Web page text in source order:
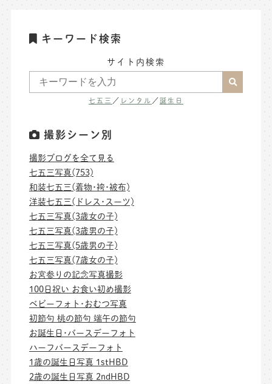
キーワード検索
サイト内検索
七五三 ／ レンタル ／誕生日
撮影シーン別
撮影ブログを全て見る
七五三写真(753)
和装七五三(着物･袴･被布)
洋装七五三(ドレス･スーツ)
七五三写真(3歳女の子)
七五三写真(3歳男の子)
七五三写真(5歳男の子)
七五三写真(7歳女の子)
お宮参りの記念写真撮影
100日祝い お食い初め撮影
ベビーフォト･おむつ写真
初節句 桃の節句 端午の節句
お誕生日･バースデーフォト
ハーフバースデーフォト
1歳の誕生日写真 1stHBD
2歳の誕生日写真 2ndHBD